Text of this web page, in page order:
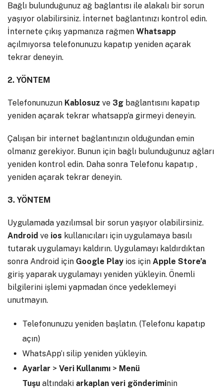
Bağlı bulunduğunuz ağ bağlantısı ile alakalı bir sorun
yaşıyor olabilirsiniz. İnternet bağlantınızı kontrol edin.
İnternete çıkış yapmanıza rağmen Whatsapp
açılmıyorsa telefonunuzu kapatıp yeniden açarak
tekrar deneyin.
2. YÖNTEM
Telefonunuzun Kablosuz ve 3g bağlantısını kapatıp
yeniden açarak tekrar whatsapp’a girmeyi deneyin.
Çalışan bir internet bağlantınızın olduğundan emin
olmanız gerekiyor. Bunun için bağlı bulunduğunuz ağları
yeniden kontrol edin. Daha sonra Telefonu kapatıp ,
yeniden açarak tekrar deneyin.
3. YÖNTEM
Uygulamada yazılımsal bir sorun yaşıyor olabilirsiniz.
Android ve ios kullanıcıları için uygulamaya basılı
tutarak uygulamayı kaldırın. Uygulamayı kaldırdıktan
sonra Android için Google Play ios için Apple Store’a
giriş yaparak uygulamayı yeniden yükleyin. Önemli
bilgilerini işlemi yapmadan önce yedeklemeyi
unutmayın.
Telefonunuzu yeniden başlatın. (Telefonu kapatıp
açın)
WhatsApp’ı silip yeniden yükleyin.
Ayarlar > Veri Kullanımı > Menü
Tuşu altındaki arkaplan veri gönderiminin